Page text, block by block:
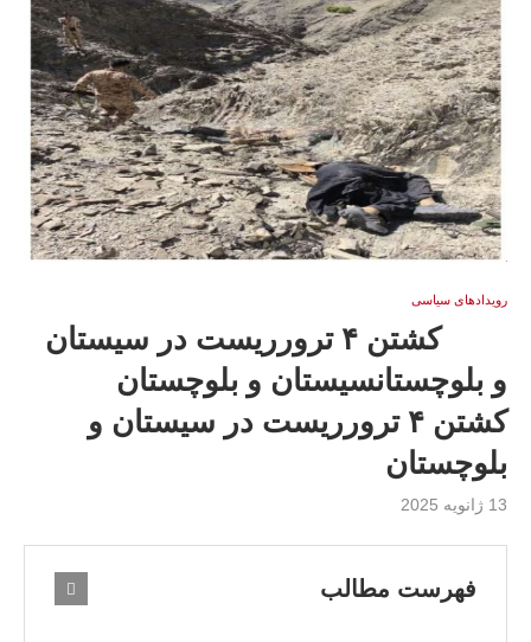
رویدادهای سیاسی
کشتن ۴ ترورریست در سيستان
و بلوچستانسيستان و بلوچستان
کشتن ۴ ترورریست در سيستان و
بلوچستان
13 ژانویه 2025
فهرست مطالب